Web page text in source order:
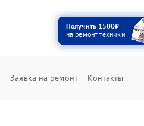
Получить 1500₽
на ремонт техники
Заявка на ремонт Контакты